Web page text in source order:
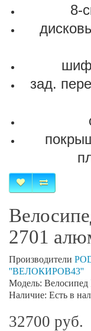
8-
зад.
2701
Производители
''ВЕЛОКИРОВ43''
Модель:
Наличие: Есть в
32700 руб.